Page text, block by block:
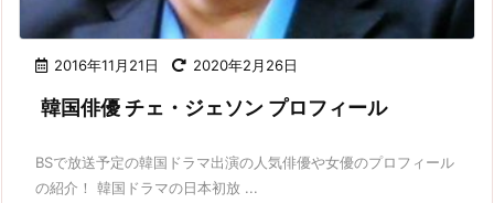
2016年11月21日 2020年2月26日
韓国俳優 チェ・ジェソン プロフィール
BSで放送予定の韓国ドラマ出演の人気俳優や女優のプロフィール
の紹介！ 韓国ドラマの日本初放 ...